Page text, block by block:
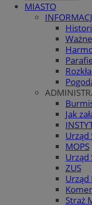
MIASTO
Jak
Urząd
MOPS
Urząd
ZUS
Urząd
Straż